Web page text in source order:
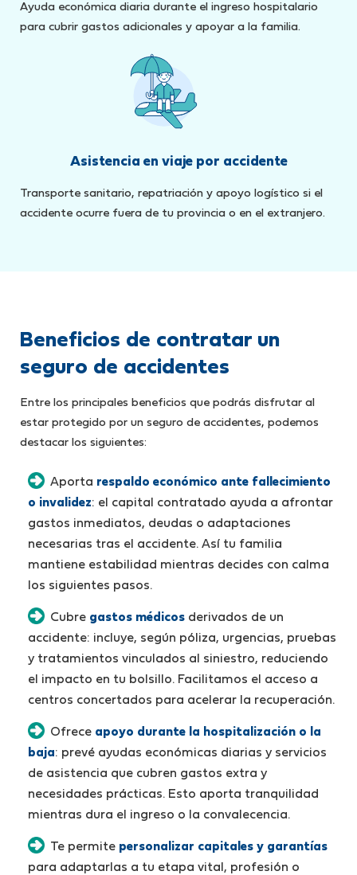
Ayuda económica diaria durante el ingreso hospitalario
para cubrir gastos adicionales y apoyar a la familia.
Asistencia en viaje por accidente
Transporte sanitario, repatriación y apoyo logístico si el
accidente ocurre fuera de tu provincia o en el extranjero.
Beneficios de contratar un
seguro de accidentes
Entre los principales beneficios que podrás disfrutar al
estar protegido por un seguro de accidentes, podemos
destacar los siguientes:
Aporta respaldo económico ante fallecimiento
o invalidez: el capital contratado ayuda a afrontar
gastos inmediatos, deudas o adaptaciones
necesarias tras el accidente. Así tu familia
mantiene estabilidad mientras decides con calma
los siguientes pasos.
Cubre gastos médicos derivados de un
accidente: incluye, según póliza, urgencias, pruebas
y tratamientos vinculados al siniestro, reduciendo
el impacto en tu bolsillo. Facilitamos el acceso a
centros concertados para acelerar la recuperación.
Ofrece apoyo durante la hospitalización o la
baja: prevé ayudas económicas diarias y servicios
de asistencia que cubren gastos extra y
necesidades prácticas. Esto aporta tranquilidad
mientras dura el ingreso o la convalecencia.
Te permite personalizar capitales y garantías
para adaptarlas a tu etapa vital, profesión o